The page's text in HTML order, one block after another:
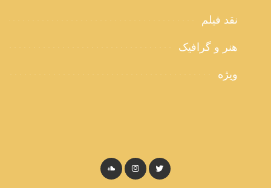
نقد فیلم
هنر و گرافیک
ویژه